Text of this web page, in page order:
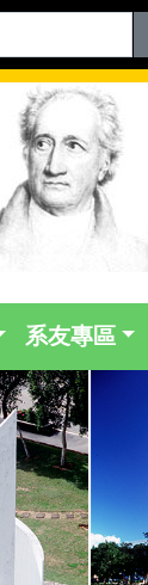
系友專區